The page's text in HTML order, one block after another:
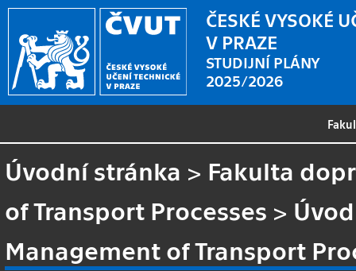
ČESKÉ VYSOKÉ
V PRAZE
STUDIJNÍ PLÁNY
2025/2026
Úvodní stránka > Fakulta
of Transport Processes >
Management of Transport